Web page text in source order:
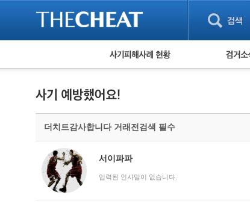
피해사례 현황
게임 · 비실물 피해사례
보이스피싱 피해사례
유해사이트 목록
비공개 피해사례
검거 소
더치트감사합니다 거래전검색 필수
서이파파
입력된 인사말이 없습니다.